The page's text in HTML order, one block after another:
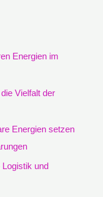
Energien im
Vielfalt der
Energien setzen
und